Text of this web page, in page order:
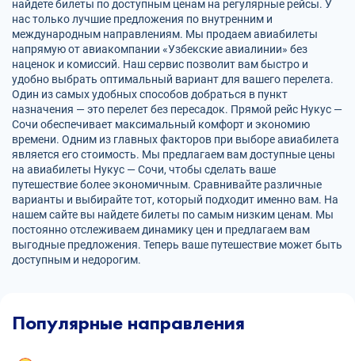
найдете билеты по доступным ценам на регулярные рейсы. У
нас только лучшие предложения по внутренним и
международным направлениям. Мы продаем авиабилеты
напрямую от авиакомпании «Узбекские авиалинии» без
наценок и комиссий. Наш сервис позволит вам быстро и
удобно выбрать оптимальный вариант для вашего перелета.
Один из самых удобных способов добраться в пункт
назначения — это перелет без пересадок. Прямой рейс Нукус —
Сочи обеспечивает максимальный комфорт и экономию
времени. Одним из главных факторов при выборе авиабилета
является его стоимость. Мы предлагаем вам доступные цены
на авиабилеты Нукус — Сочи, чтобы сделать ваше
путешествие более экономичным. Сравнивайте различные
варианты и выбирайте тот, который подходит именно вам. На
нашем сайте вы найдете билеты по самым низким ценам. Мы
постоянно отслеживаем динамику цен и предлагаем вам
выгодные предложения. Теперь ваше путешествие может быть
доступным и недорогим.
Популярные направления